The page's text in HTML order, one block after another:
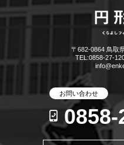
〒682-0864 鳥取
TEL:0858-27-
お問い合わせ